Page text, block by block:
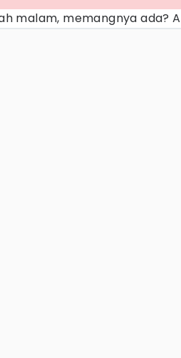
malam, memangnya ada?